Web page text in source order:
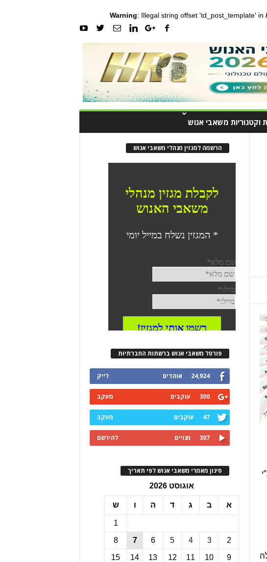
Warning: Illegal string offset 'td_post_template' in
וקטגוריות משאבי אנוש
הרשמה למגזין מנהלי משאבי אנוש
פורטל משאבי אנוש ברשתות החברתיות
24,924 אוהדים לייק
300 עוקבים מעקב
47 עוקבים מעקב
307 מנויים להירשם
סינון מאמרי משאבי אנוש לפי תאריך
אוגוסט 2026
א ב ג ד ה ו ש
1
2
3
4
5
6
7
8
9
10
11
12
13
14
15